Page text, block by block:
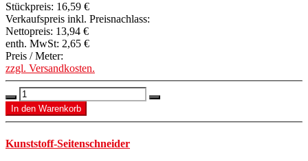
Stückpreis: 16,59 €
Verkaufspreis inkl. Preisnachlass:
Nettopreis: 13,94 €
enth. MwSt: 2,65 €
Preis / Meter:
zzgl. Versandkosten.
Kunststoff-Seitenschneider